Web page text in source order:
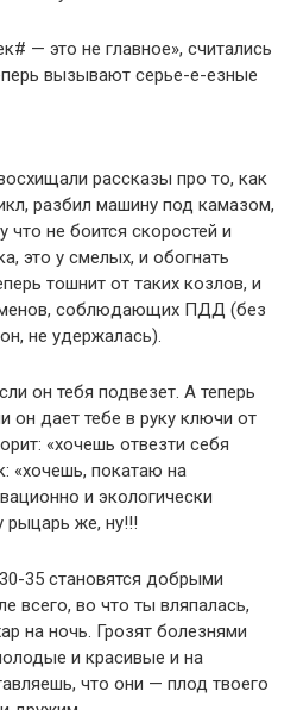
— это не главное», считались
вызывают серье-е-езные
рассказы про то, как
разбил машину под камазом,
что не боится скоростей и
это у смелых, и обогнать
тошнит от таких козлов, и
соблюдающих ПДД (без
не удержалась).
он тебя подвезет. А теперь
он дает тебе в руку ключи от
«хочешь отвезти себя
«хочешь, покатаю на
и экологически
рыцарь же, ну!!!
35 становятся добрыми
всего, во что ты вляпалась,
на ночь. Грозят болезнями
и красивые и на
что они — плод твоего